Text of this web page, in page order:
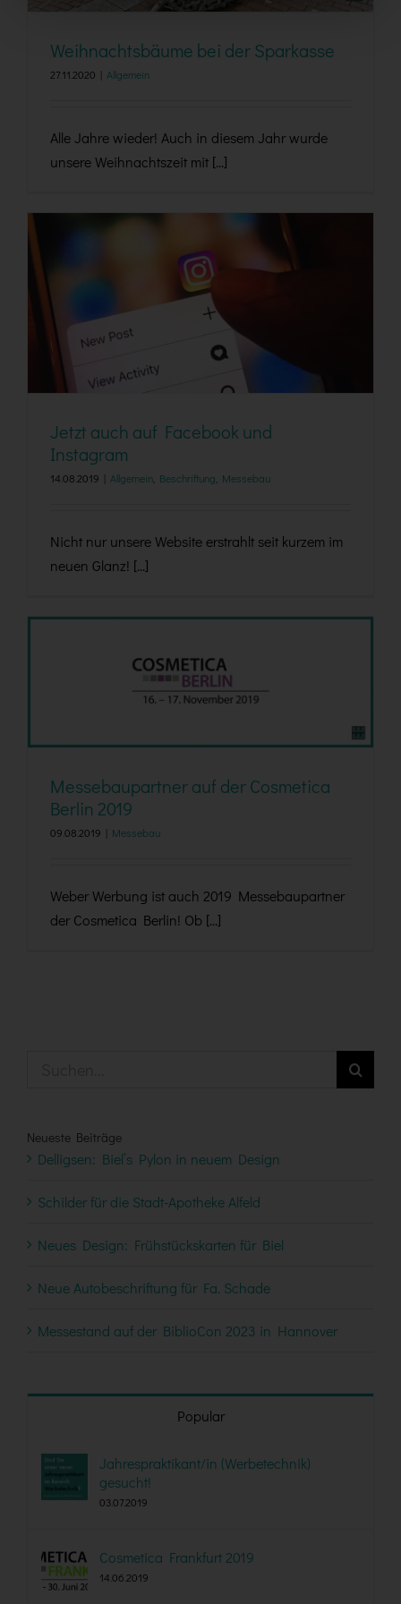
Weihnachtsbäume bei der Sparkasse
27.11.2020 Allgemein
Alle Jahre wieder! Auch in diesem Jahr wurde
unsere Weihnachtszeit mit [...]
Jetzt auch auf Facebook und Instagram
Jetzt auch auf Facebook und
Instagram
14.08.2019 Allgemein Beschriftung Messebau
Nicht nur unsere Website erstrahlt seit kurzem im
neuen Glanz! [...]
Messebaupartner auf der Cosmetica Berlin 2019
Messebaupartner auf der Cosmetica
Berlin 2019
09.08.2019 Messebau
Weber Werbung ist auch 2019 Messebaupartner
der Cosmetica Berlin! Ob [...]
Neueste Beiträge
Delligsen: Biel’s Pylon in neuem Design
Schilder für die Stadt-Apotheke Alfeld
Neues Design: Frühstückskarten für Biel
Neue Autobeschriftung für Fa. Schade
Messestand auf der BiblioCon 2023 in Hannover
Popular
Jahrespraktikant/in (Werbetechnik)
gesucht!
03.07.2019
Cosmetica Frankfurt 2019
14.06.2019